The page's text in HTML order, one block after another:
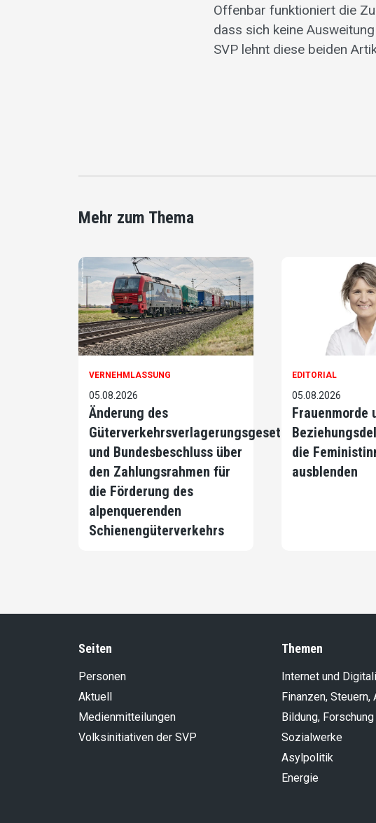
Offenbar funktioniert die
dass sich keine
SVP lehnt diese beiden
Mehr zum Thema
VERNEHMLASSUNG
05.08.2026
Änderung des
Güterverkehrsverlagerungsgesetzes
und Bundesbeschluss über
den Zahlungsrahmen für
die Förderung des
alpenquerenden
Schienengüterverkehrs
EDITORIAL
05.08.2026
Frauenmorde
die
ausblenden
Seiten
Personen
Aktuell
Medienmitteilungen
Volksinitiativen der SVP
Themen
Internet und
Finanzen, Steuern,
Bildung,
Sozialwerke
Asylpolitik
Energie